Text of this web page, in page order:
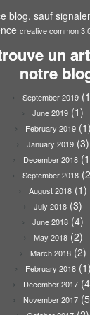
blog, sauf
creative common
un
notre
September 2019
June 2019 (1)
February 2019(1)
January 2019 (3)
December 2018
September 2018
August 2018 (1)
July 2018 (3)
June 2018 (4)
May 2018(2)
March 2018(2)
February 2018(1)
December 2017
November 2017